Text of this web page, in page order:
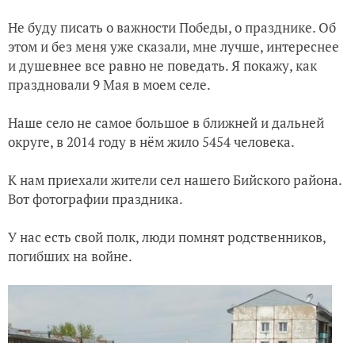
Не буду писать о важности Победы, о празднике. Об
этом и без меня уже сказали, мне лучше, интереснее
и душевнее все равно не поведать. Я покажу, как
праздновали 9 Мая в моем селе.
Наше село не самое большое в ближней и дальней
округе, в 2014 году в нём жило 5454 человека.
К нам приехали жители сел нашего Бийского района.
Вот фотографии праздника.
У нас есть свой полк, люди помнят родственников,
погибших на войне.